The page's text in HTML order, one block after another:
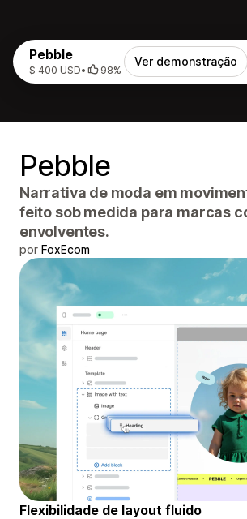
Pebble
$ 400 USD• 98%
Ver demonstração
Pebble
Narrativa de moda em
feito sob medida para marcas
envolventes.
por FoxEcom
Flexibilidade de layout fluido